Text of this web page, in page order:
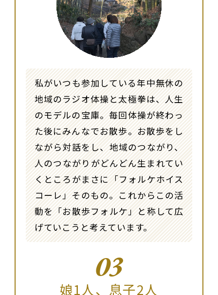
私がいつも参加している年中無休の
地域のラジオ体操と太極拳は、人生
のモデルの宝庫。毎回体操が終わっ
た後にみんなでお散歩。お散歩をし
ながら対話をし、地域のつながり、
人のつながりがどんどん生まれてい
くところがまさに「フォルケホイス
コーレ」そのもの。これからこの活
動を「お散歩フォルケ」と称して広
げていこうと考えています。
03
娘1人、息子2人